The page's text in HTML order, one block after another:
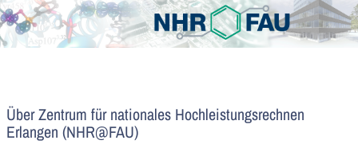
Über Zentrum für nationales Hochleistungsrechnen
Erlangen (NHR@FAU)